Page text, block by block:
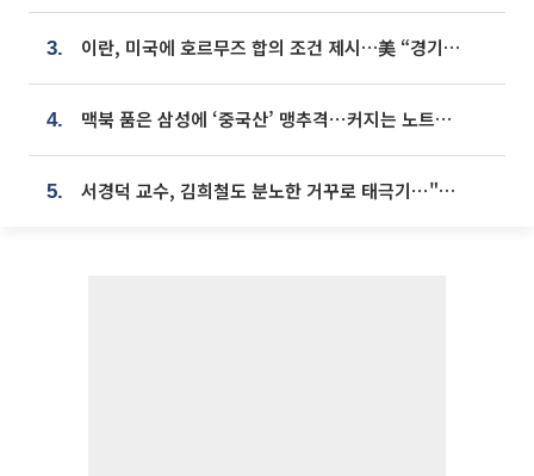
3. 이란, 미국에 호르무즈 합의 조건 제시…美 “경기 아직 안 끝나” [종합]
4. 맥북 품은 삼성에 ‘중국산’ 맹추격⋯커지는 노트북 OLED 시장
5. 서경덕 교수, 김희철도 분노한 거꾸로 태극기⋯"엉터리는 아냐, 아쉬울 뿐"